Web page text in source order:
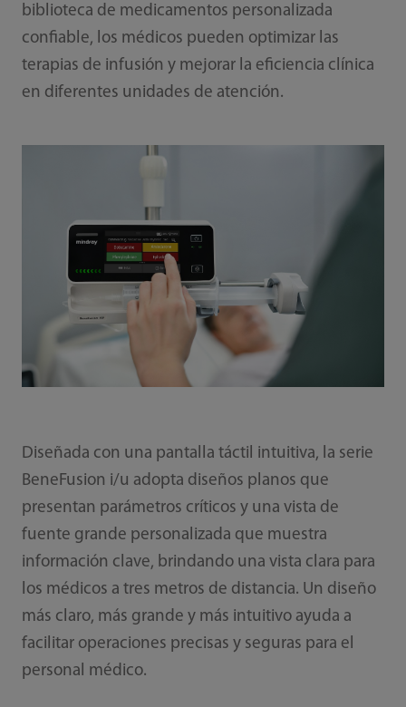
biblioteca de medicamentos personalizada
confiable, los médicos pueden optimizar las
terapias de infusión y mejorar la eficiencia clínica
en diferentes unidades de atención.
Diseñada con una pantalla táctil intuitiva, la serie
BeneFusion i/u adopta diseños planos que
presentan parámetros críticos y una vista de
fuente grande personalizada que muestra
información clave, brindando una vista clara para
los médicos a tres metros de distancia. Un diseño
más claro, más grande y más intuitivo ayuda a
facilitar operaciones precisas y seguras para el
personal médico.